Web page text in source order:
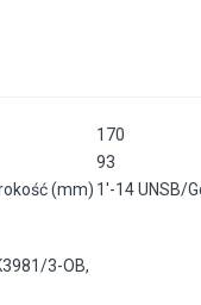
170
93
(mm) 1'-14 UNSB/
3-OB,